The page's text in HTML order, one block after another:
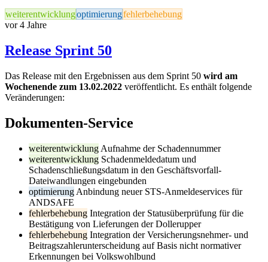
weiterentwicklungoptimierungfehlerbehebung
vor 4 Jahre
Release Sprint 50
Das Release mit den Ergebnissen aus dem Sprint 50 wird am
Wochenende zum 13.02.2022 veröffentlicht. Es enthält folgende
Veränderungen:
Dokumenten-Service
weiterentwicklung Aufnahme der Schadennummer
weiterentwicklung Schadenmeldedatum und
Schadenschließungsdatum in den Geschäftsvorfall-
Dateiwandlungen eingebunden
optimierung Anbindung neuer STS-Anmeldeservices für
ANDSAFE
fehlerbehebung Integration der Statusüberprüfung für die
Bestätigung von Lieferungen der Dollerupper
fehlerbehebung Integration der Versicherungsnehmer- und
Beitragszahlerunterscheidung auf Basis nicht normativer
Erkennungen bei Volkswohlbund